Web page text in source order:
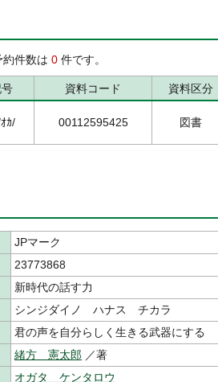
件数は 0 件です。
資料コード 資料区分
ｶ/ 00112595425 図書
JPマーク
23773868
新時代の話す力
シンジダイノ ハナス チカラ
君の声を自分らしく生きる武器にする
緒方 憲太郎 ／著
オガタ ケンタロウ